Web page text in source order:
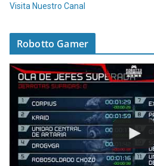
Visita Nuestro Canal
Robotto Gamer